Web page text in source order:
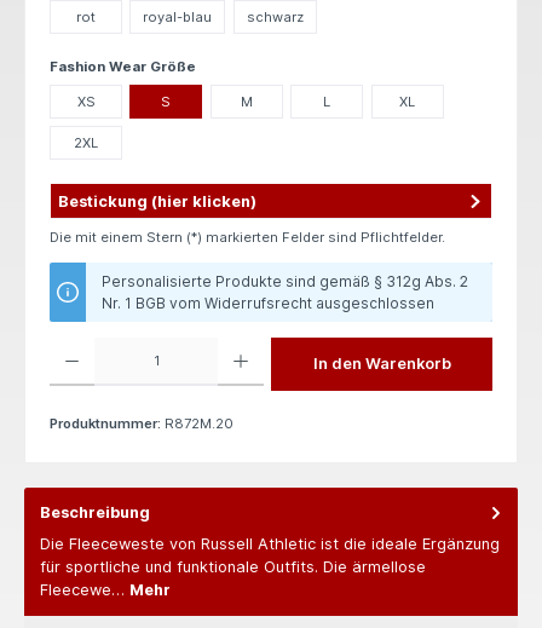
rot royal-blau schwarz
Fashion Wear Größe
XS S M L XL
2XL
Bestickung (hier klicken)
Die mit einem Stern (*) markierten Felder sind Pflichtfelder.
Personalisierte Produkte sind gemäß § 312g Abs. 2
Nr. 1 BGB vom Widerrufsrecht ausgeschlossen
In den Warenkorb
Produktnummer: R872M.20
Beschreibung
Die Fleeceweste von Russell Athletic ist die ideale Ergänzung
für sportliche und funktionale Outfits. Die ärmellose
Fleecewe… Mehr